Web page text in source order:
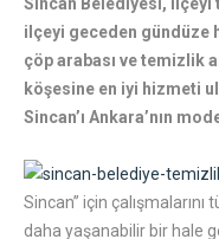
ilçeyi geceden gündüze
çöp arabası ve temizlik
köşesine en iyi hizmeti
Sincan’ı Ankara’nın
Sincan” için
daha yaşanabilir bir hale